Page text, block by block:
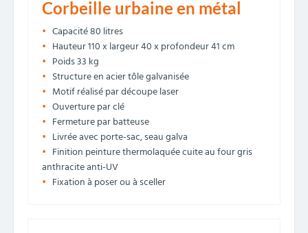
Corbeille urbaine en métal
Capacité 80 litres
Hauteur 110 x largeur 40 x profondeur 41 cm
Poids 33 kg
Structure en acier tôle galvanisée
Motif réalisé par découpe laser
Ouverture par clé
Fermeture par batteuse
Livrée avec porte-sac, seau galva
Finition peinture thermolaquée cuite au four gris
anthracite anti-UV
Fixation à poser ou à sceller